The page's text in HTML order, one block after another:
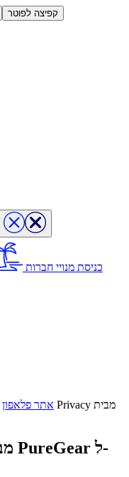
קפיצה לפוטר
כניסת מנויי חברות
אתר פלאפון